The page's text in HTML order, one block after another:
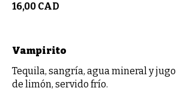
16,00 CAD
Vampirito
Tequila, sangría, agua mineral y jugo
de limón, servido frío.